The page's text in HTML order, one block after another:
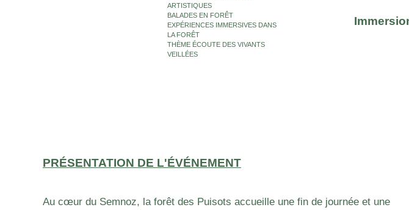
ARTISTIQUES
BALADES EN FORÊT
EXPÉRIENCES IMMERSIVES DANS
LA FORÊT
THÈME ÉCOUTE DES VIVANTS
VEILLÉES
PRÉSENTATION DE L'ÉVÉNEMENT
Au cœur du Semnoz, la forêt des Puisots accueille une fin de journée et une